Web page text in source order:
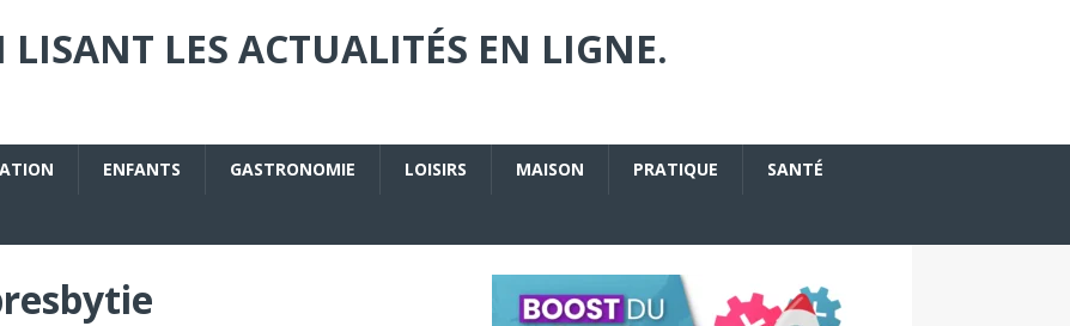
LES ACTUALITÉS EN LIGNE.
ENFANTS GASTRONOMIE LOISIRS MAISON PRATIQUE SANTÉ